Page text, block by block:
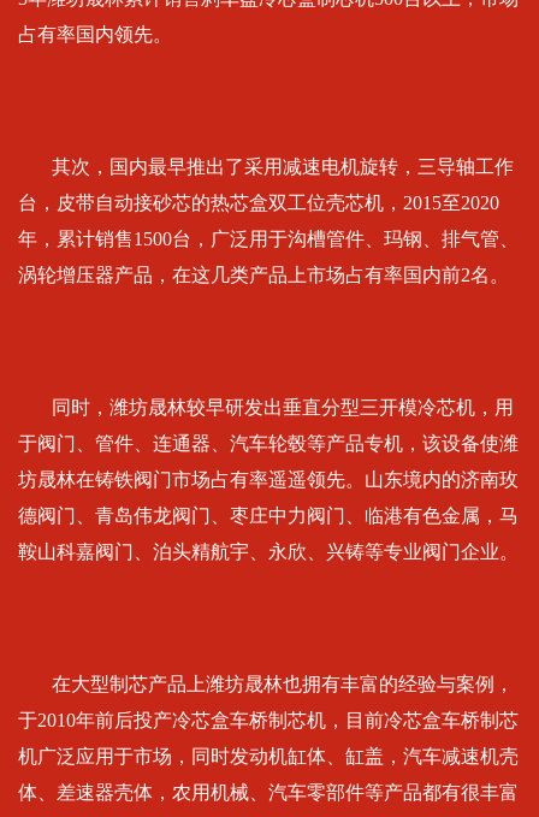
占有率国内领先。
其次，国内最早推出了采用减速电机旋转，三导轴工作
台，皮带自动接砂芯的热芯盒双工位壳芯机，2015至2020
年，累计销售1500台，广泛用于沟槽管件、玛钢、排气管、
涡轮增压器产品，在这几类产品上市场占有率国内前2名。
同时，潍坊晟林较早研发出垂直分型三开模冷芯机，用
于阀门、管件、连通器、汽车轮毂等产品专机，该设备使潍
坊晟林在铸铁阀门市场占有率遥遥领先。山东境内的济南玫
德阀门、青岛伟龙阀门、枣庄中力阀门、临港有色金属，马
鞍山科嘉阀门、泊头精航宇、永欣、兴铸等专业阀门企业。
在大型制芯产品上潍坊晟林也拥有丰富的经验与案例，
于2010年前后投产冷芯盒车桥制芯机，目前冷芯盒车桥制芯
机广泛应用于市场，同时发动机缸体、缸盖，汽车减速机壳
体、差速器壳体，农用机械、汽车零部件等产品都有很丰富